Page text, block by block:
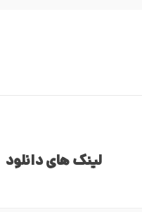
لینک های دانلود